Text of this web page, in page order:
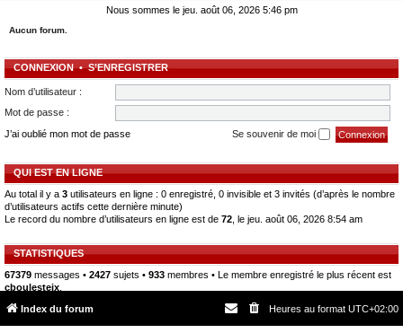
Nous sommes le jeu. août 06, 2026 5:46 pm
Aucun forum.
CONNEXION•S’ENREGISTRER
Nom d’utilisateur :
Mot de passe :
J’ai oublié mon mot de passe
Se souvenir de moi
QUI EST EN LIGNE
Au total il y a 3 utilisateurs en ligne : 0 enregistré, 0 invisible et 3 invités (d’après le nombre
d’utilisateurs actifs cette dernière minute)
Le record du nombre d’utilisateurs en ligne est de 72 , le jeu. août 06, 2026 8:54 am
STATISTIQUES
67379 messages • 2427 sujets • 933 membres • Le membre enregistré le plus récent est
cboulesteix
Index du forum
Heures au format UTC+02:00